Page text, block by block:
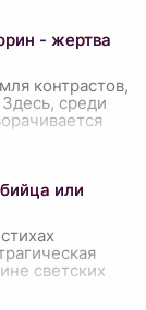
- жертва
контрастов,
среди
или
светских